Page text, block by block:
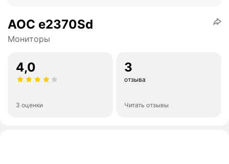
AOC e2370Sd
Мониторы
4,0
3 оценки
3
отзыва
Читать отзывы